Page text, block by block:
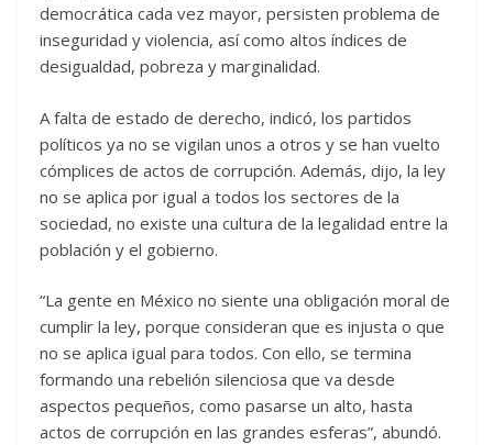
democrática cada vez mayor, persisten problema de
inseguridad y violencia, así como altos índices de
desigualdad, pobreza y marginalidad.
A falta de estado de derecho, indicó, los partidos
políticos ya no se vigilan unos a otros y se han vuelto
cómplices de actos de corrupción. Además, dijo, la ley
no se aplica por igual a todos los sectores de la
sociedad, no existe una cultura de la legalidad entre la
población y el gobierno.
“La gente en México no siente una obligación moral de
cumplir la ley, porque consideran que es injusta o que
no se aplica igual para todos. Con ello, se termina
formando una rebelión silenciosa que va desde
aspectos pequeños, como pasarse un alto, hasta
actos de corrupción en las grandes esferas”, abundó.